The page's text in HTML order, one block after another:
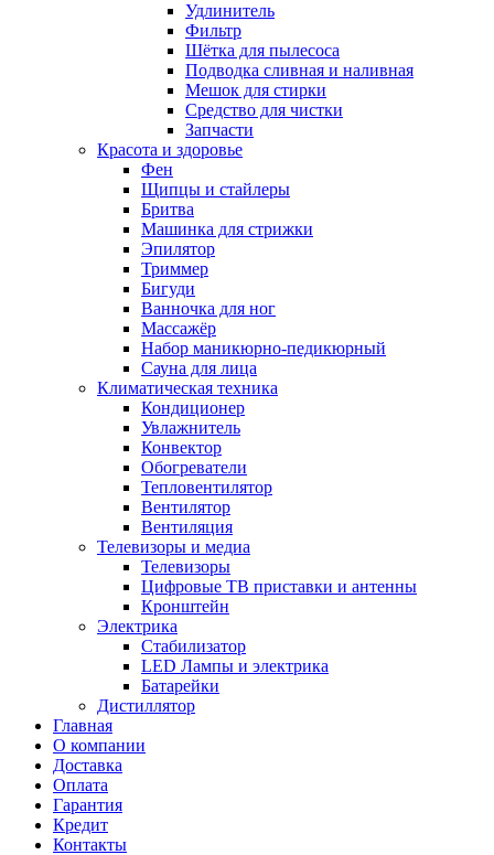
Удлинитель
Фильтр
Шётка для пылесоса
Подводка сливная и наливная
Мешок для стирки
Средство для чистки
Запчасти
Красота и здоровье
Фен
Щипцы и стайлеры
Бритва
Машинка для стрижки
Эпилятор
Триммер
Бигуди
Ванночка для ног
Массажёр
Набор маникюрно-педикюрный
Сауна для лица
Климатическая техника
Кондиционер
Увлажнитель
Конвектор
Обогреватели
Тепловентилятор
Вентилятор
Вентиляция
Телевизоры и медиа
Телевизоры
Цифровые ТВ приставки и антенны
Кронштейн
Электрика
Стабилизатор
LED Лампы и электрика
Батарейки
Дистиллятор
Главная
О компании
Доставка
Оплата
Гарантия
Кредит
Контакты